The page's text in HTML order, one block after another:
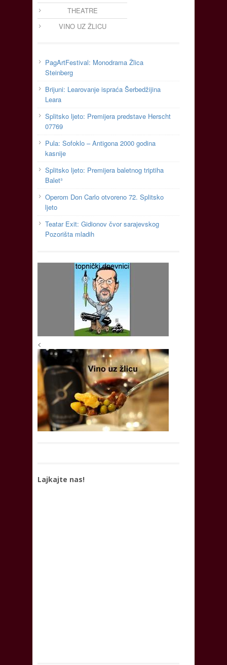
THEATRE
VINO UZ ŽLICU
PagArtFestival: Monodrama Žlica
Steinberg
Brijuni: Learovanje ispraća Šerbedžijina
Leara
Splitsko ljeto: Premijera predstave Herscht
07769
Pula: Sofoklo – Antigona 2000 godina
kasnije
Splitsko ljeto: Premijera baletnog triptiha
Balet³
Operom Don Carlo otvoreno 72. Splitsko
ljeto
Teatar Exit: Gidionov čvor sarajevskog
Pozorišta mladih
<
Lajkajte nas!